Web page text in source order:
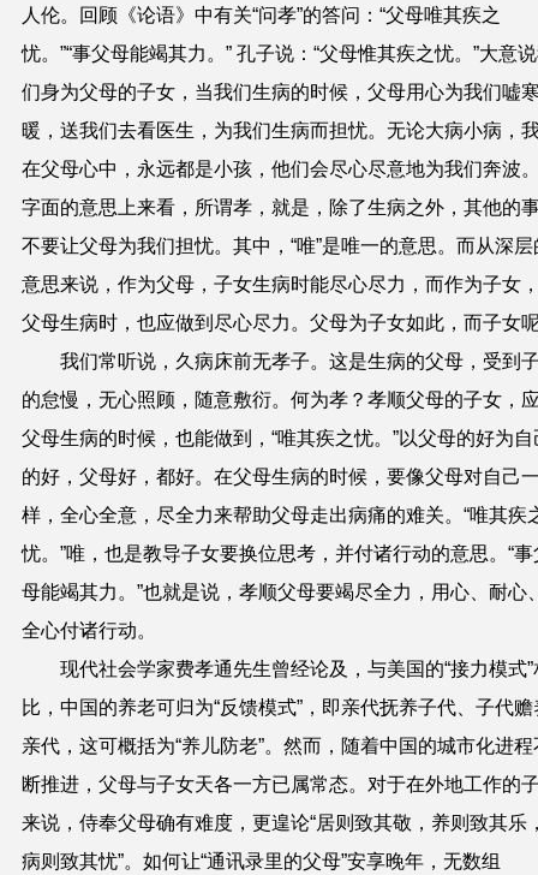
人伦。回顾《论语》中有关“问孝”的答问：“父母唯其疾之
忧。”“事父母能竭其力。” 孔子说：“父母惟其疾之忧。”大意
们身为父母的子女，当我们生病的时候，父母用心为我们嘘
暖，送我们去看医生，为我们生病而担忧。无论大病小病，
在父母心中，永远都是小孩，他们会尽心尽意地为我们奔波
字面的意思上来看，所谓孝，就是，除了生病之外，其他的
不要让父母为我们担忧。其中，“唯”是唯一的意思。而从深层
意思来说，作为父母，子女生病时能尽心尽力，而作为子女
父母生病时，也应做到尽心尽力。父母为子女如此，而子女
我们常听说，久病床前无孝子。这是生病的父母，受到
的怠慢，无心照顾，随意敷衍。何为孝？孝顺父母的子女，
父母生病的时候，也能做到，“唯其疾之忧。”以父母的好为自
的好，父母好，都好。在父母生病的时候，要像父母对自己
样，全心全意，尽全力来帮助父母走出病痛的难关。“唯其疾
忧。”唯，也是教导子女要换位思考，并付诸行动的意思。“事
母能竭其力。”也就是说，孝顺父母要竭尽全力，用心、耐心
全心付诸行动。
现代社会学家费孝通先生曾经论及，与美国的“接力模式”
比，中国的养老可归为“反馈模式”，即亲代抚养子代、子代赡
亲代，这可概括为“养儿防老”。然而，随着中国的城市化进程
断推进，父母与子女天各一方已属常态。对于在外地工作的
来说，侍奉父母确有难度，更遑论“居则致其敬，养则致其乐
病则致其忧”。如何让“通讯录里的父母”安享晚年，无数组